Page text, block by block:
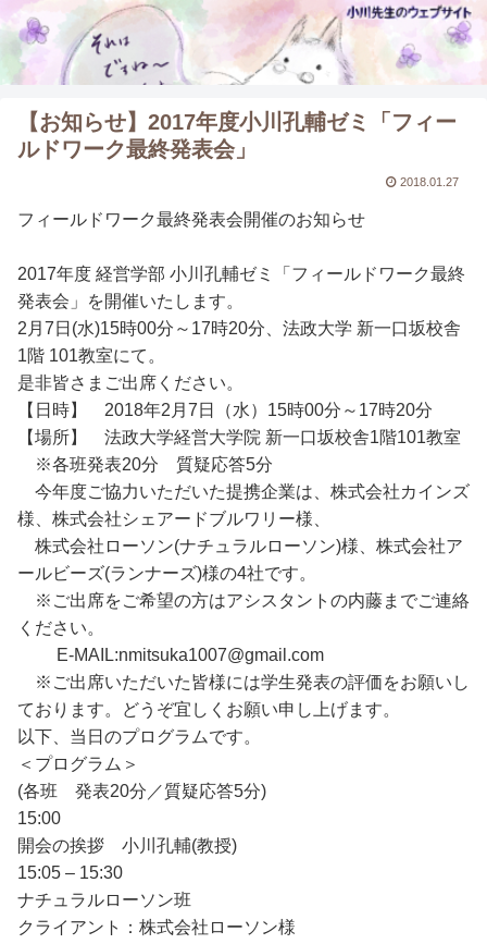
【お知らせ】2017年度小川孔輔ゼミ「フィー
ルドワーク最終発表会」
2018.01.27
フィールドワーク最終発表会開催のお知らせ
2017年度 経営学部 小川孔輔ゼミ「フィールドワーク最終
発表会」を開催いたします。
2月7日(水)15時00分～17時20分、法政大学 新一口坂校舎
1階 101教室にて。
是非皆さまご出席ください。
【日時】 2018年2月7日（水）15時00分～17時20分
【場所】 法政大学経営大学院 新一口坂校舎1階101教室
※各班発表20分 質疑応答5分
今年度ご協力いただいた提携企業は、株式会社カインズ
様、株式会社シェアードブルワリー様、
株式会社ローソン(ナチュラルローソン)様、株式会社ア
ールビーズ(ランナーズ)様の4社です。
※ご出席をご希望の方はアシスタントの内藤までご連絡
ください。
E-MAIL:nmitsuka1007@gmail.com
※ご出席いただいた皆様には学生発表の評価をお願いし
ております。どうぞ宜しくお願い申し上げます。
以下、当日のプログラムです。
＜プログラム＞
(各班 発表20分／質疑応答5分)
15:00
開会の挨拶 小川孔輔(教授)
15:05 – 15:30
ナチュラルローソン班
クライアント：株式会社ローソン様